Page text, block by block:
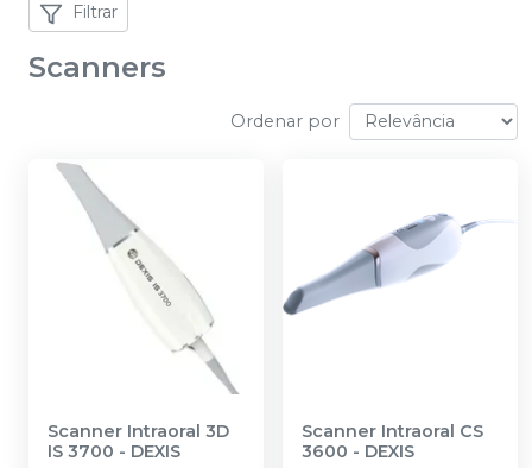
Filtrar
Scanners
Ordenar por
Scanner Intraoral 3D
IS 3700 - DEXIS
Scanner Intraoral CS
3600 - DEXIS